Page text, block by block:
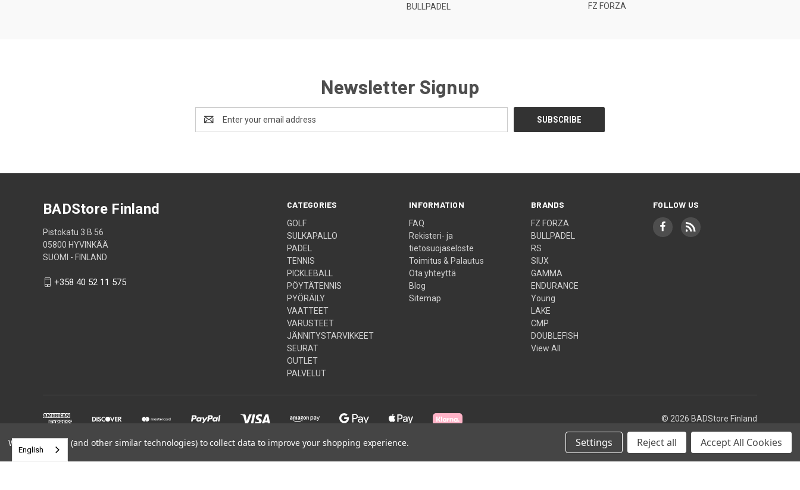
BULLPADEL
FZ FORZA
Newsletter Signup
Address
CATEGORIES
GOLF
SULKAPALLO
PADEL
TENNIS
PICKLEBALL
PÖYTÄTENNIS
PYÖRÄILY
VAATTEET
VARUSTEET
JÄNNITYSTARVIKKEET
SEURAT
OUTLET
PALVELUT
INFORMATION
FAQ
Rekisteri- ja
tietosuojaseloste
Toimitus & Palautus
Ota yhteyttä
Blog
Sitemap
BRANDS
FZ FORZA
BULLPADEL
RS
SIUX
GAMMA
ENDURANCE
Young
LAKE
CMP
DOUBLEFISH
View All
FOLLOW US
BADStore Finland
Pistokatu 3 B 56
05800 HYVINKÄÄ
SUOMI - FINLAND
+358 40 52 11 575
© 2026 BADStore Finland
Powered byBigCommerce Theme byWeizen Young
We use cookies (and other similar technologies) to collect data to improve your shopping experience. Settings Reject all Accept All Cookies
English